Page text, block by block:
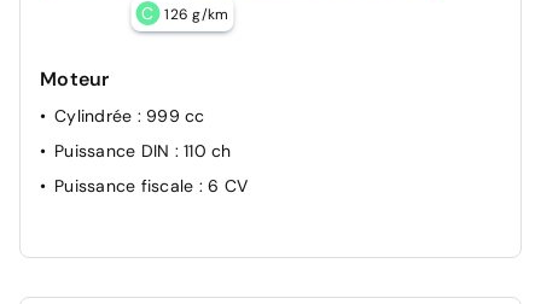
C 126 g/km
Moteur
Cylindrée : 999 cc
Puissance DIN : 110 ch
Puissance fiscale : 6 CV